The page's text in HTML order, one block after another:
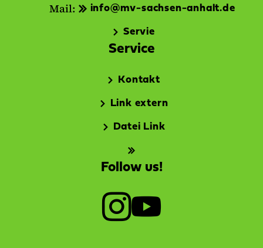
Mail: info@mv-sachsen-anhalt.de
Servie
Service
Kontakt
Link extern
Datei Link
Follow us!
I
n
Y
o